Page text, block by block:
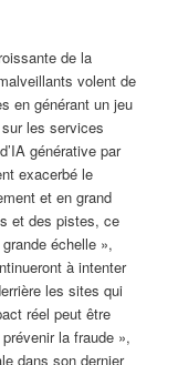
de la
volent de
en générant un jeu
les services
générative par
exacerbé le
et en grand
et des pistes, ce
échelle »,
à intenter
les sites qui
réel peut être
la fraude »,
dans son dernier